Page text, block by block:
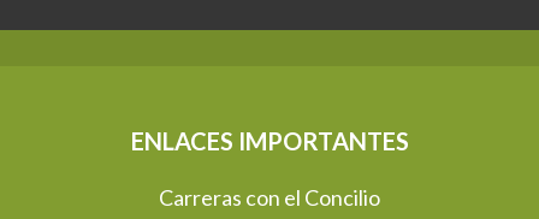
ENLACES IMPORTANTES
Carreras con el Concilio